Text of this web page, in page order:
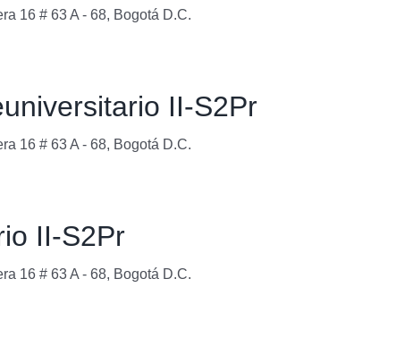
16 # 63 A - 68, Bogotá D.C.
II-S2Pr
16 # 63 A - 68, Bogotá D.C.
II-S2Pr
16 # 63 A - 68, Bogotá D.C.